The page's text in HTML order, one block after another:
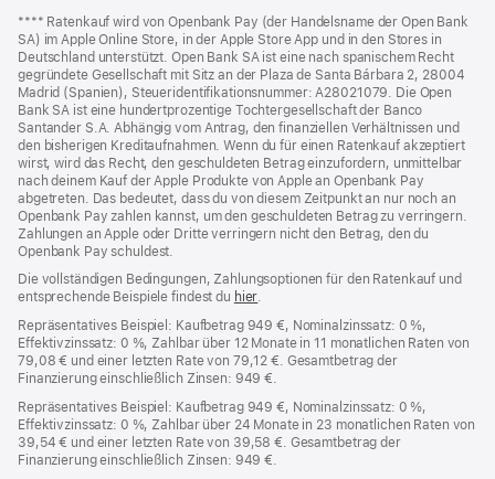
Fußnote
**** Ratenkauf wird von Openbank Pay (der Handelsname der Open Bank
SA) im Apple Online Store, in der Apple Store App und in den Stores in
Deutschland unterstützt. Open Bank SA ist eine nach spanischem Recht
gegründete Gesellschaft mit Sitz an der Plaza de Santa Bárbara 2, 28004
Madrid (Spanien), Steueridentifikationsnummer: A28021079. Die Open
Bank SA ist eine hundertprozentige Tochtergesellschaft der Banco
Santander S.A. Abhängig vom Antrag, den finanziellen Verhältnissen und
den bisherigen Kreditaufnahmen. Wenn du für einen Ratenkauf akzeptiert
wirst, wird das Recht, den geschuldeten Betrag einzufordern, unmittelbar
nach deinem Kauf der Apple Produkte von Apple an Openbank Pay
abgetreten. Das bedeutet, dass du von diesem Zeitpunkt an nur noch an
Openbank Pay zahlen kannst, um den geschuldeten Betrag zu verringern.
Zahlungen an Apple oder Dritte verringern nicht den Betrag, den du
Openbank Pay schuldest.
Die vollständigen Bedingungen, Zahlungsoptionen für den Ratenkauf und
entsprechende Beispiele findest du hier(Öffnet
neues
Fenster)
.
Repräsentatives Beispiel: Kaufbetrag 949 €, Nominalzinssatz: 0 %,
Effektivzinssatz: 0 %, Zahlbar über 12 Monate in 11 monatlichen Raten von
79,08 € und einer letzten Rate von 79,12 €. Gesamtbetrag der
Finanzierung einschließlich Zinsen: 949 €.
Repräsentatives Beispiel: Kaufbetrag 949 €, Nominalzinssatz: 0 %,
Effektivzinssatz: 0 %, Zahlbar über 24 Monate in 23 monatlichen Raten von
39,54 € und einer letzten Rate von 39,58 €. Gesamtbetrag der
Finanzierung einschließlich Zinsen: 949 €.